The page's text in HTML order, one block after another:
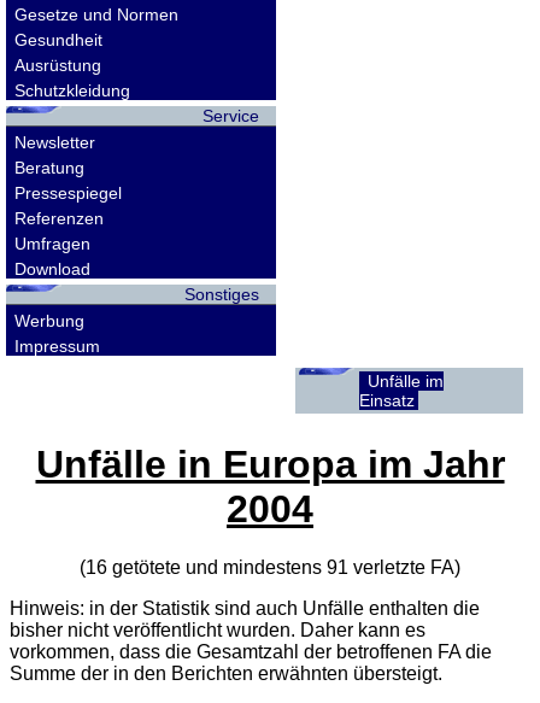
Gesetze und Normen
Gesundheit
Ausrüstung
Schutzkleidung
Service
Newsletter
Beratung
Pressespiegel
Referenzen
Umfragen
Download
Sonstiges
Werbung
Impressum
Unfälle im
Einsatz
Unfälle in Europa im Jahr
2004
(16 getötete und mindestens 91 verletzte FA)
Hinweis: in der Statistik sind auch Unfälle enthalten die
bisher nicht veröffentlicht wurden. Daher kann es
vorkommen, dass die Gesamtzahl der betroffenen FAdie
Summe der in den Berichten erwähnten übersteigt.